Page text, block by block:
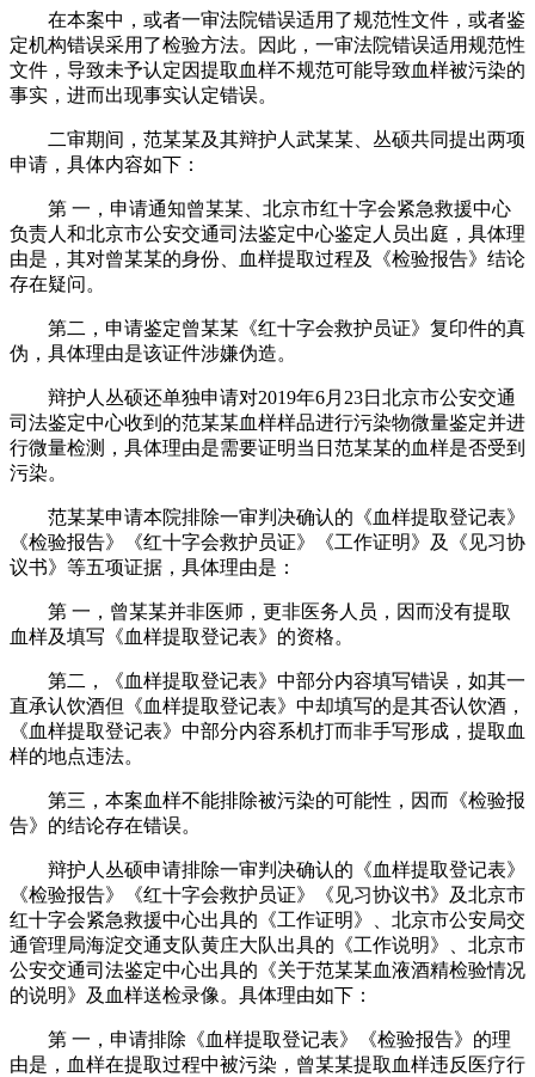
在本案中，或者一审法院错误适用了规范性文件，或者鉴
定机构错误采用了检验方法。因此，一审法院错误适用规范性
文件，导致未予认定因提取血样不规范可能导致血样被污染的
事实，进而出现事实认定错误。
二审期间，范某某及其辩护人武某某、丛硕共同提出两项
申请，具体内容如下：
第 一，申请通知曾某某、北京市红十字会紧急救援中心
负责人和北京市公安交通司法鉴定中心鉴定人员出庭，具体理
由是，其对曾某某的身份、血样提取过程及《检验报告》结论
存在疑问。
第二，申请鉴定曾某某《红十字会救护员证》复印件的真
伪，具体理由是该证件涉嫌伪造。
辩护人丛硕还单独申请对2019年6月23日北京市公安交通
司法鉴定中心收到的范某某血样样品进行污染物微量鉴定并进
行微量检测，具体理由是需要证明当日范某某的血样是否受到
污染。
范某某申请本院排除一审判决确认的《血样提取登记表》
《检验报告》《红十字会救护员证》《工作证明》及《见习协
议书》等五项证据，具体理由是：
第 一，曾某某并非医师，更非医务人员，因而没有提取
血样及填写《血样提取登记表》的资格。
第二，《血样提取登记表》中部分内容填写错误，如其一
直承认饮酒但《血样提取登记表》中却填写的是其否认饮酒，
《血样提取登记表》中部分内容系机打而非手写形成，提取血
样的地点违法。
第三，本案血样不能排除被污染的可能性，因而《检验报
告》的结论存在错误。
辩护人丛硕申请排除一审判决确认的《血样提取登记表》
《检验报告》《红十字会救护员证》《见习协议书》及北京市
红十字会紧急救援中心出具的《工作证明》、北京市公安局交
通管理局海淀交通支队黄庄大队出具的《工作说明》、北京市
公安交通司法鉴定中心出具的《关于范某某血液酒精检验情况
的说明》及血样送检录像。具体理由如下：
第 一，申请排除《血样提取登记表》《检验报告》的理
由是，血样在提取过程中被污染，曾某某提取血样违反医疗行